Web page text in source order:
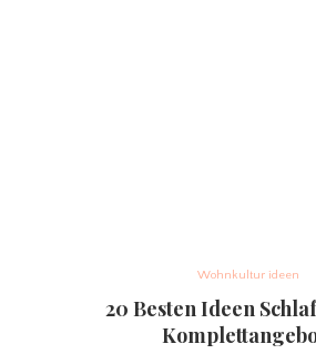
Wohnkultur ideen
20 Besten Ideen